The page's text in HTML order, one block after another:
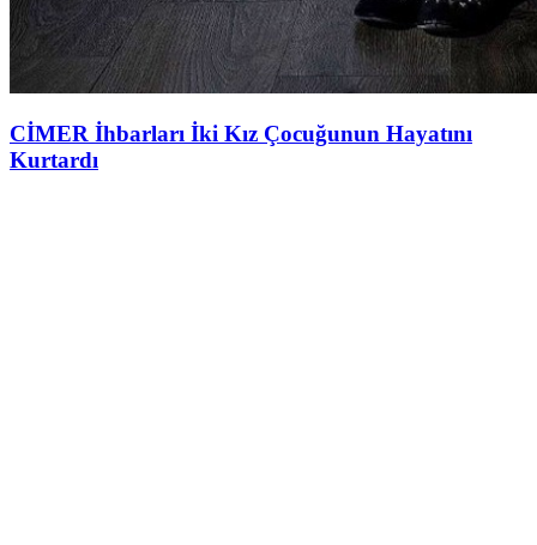
CİMER İhbarları İki Kız Çocuğunun Hayatını
Kurtardı